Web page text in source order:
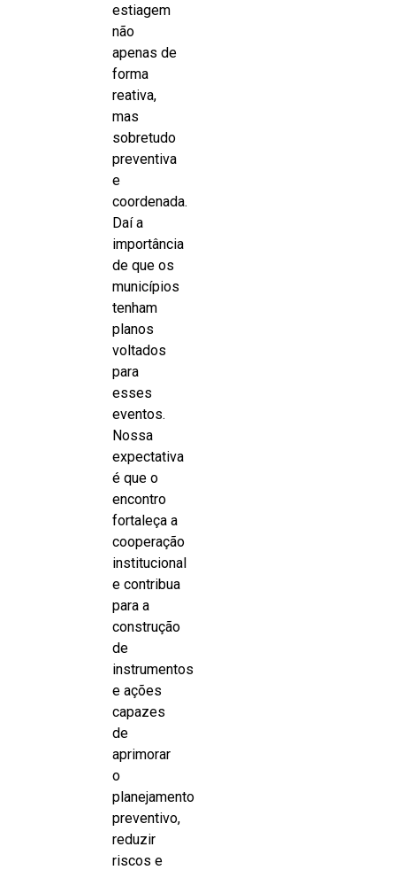
estiagem
não
apenas de
forma
reativa,
mas
sobretudo
preventiva
e
coordenada.
Daí a
importância
de que os
municípios
tenham
planos
voltados
para
esses
eventos.
Nossa
expectativa
é que o
encontro
fortaleça a
cooperação
institucional
e contribua
para a
construção
de
instrumentos
e ações
capazes
de
aprimorar
o
planejamento
preventivo,
reduzir
riscos e